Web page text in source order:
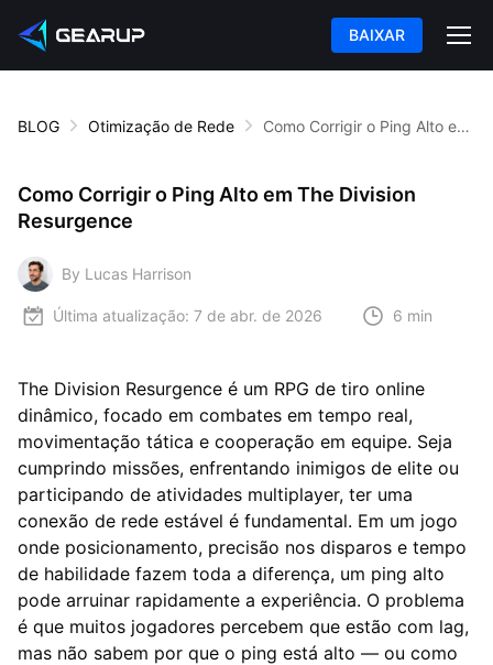
BAIXAR
BLOG Otimização de Rede Como Corrigir o Ping Alto em The Division Resurgence
Como Corrigir o Ping Alto em The Division
Resurgence
By Lucas Harrison
Última atualização: 7 de abr. de 2026 6 min
The Division Resurgence é um RPG de tiro online
dinâmico, focado em combates em tempo real,
movimentação tática e cooperação em equipe. Seja
cumprindo missões, enfrentando inimigos de elite ou
participando de atividades multiplayer, ter uma
conexão de rede estável é fundamental. Em um jogo
onde posicionamento, precisão nos disparos e tempo
de habilidade fazem toda a diferença, um ping alto
pode arruinar rapidamente a experiência. O problema
é que muitos jogadores percebem que estão com lag,
mas não sabem por que o ping está alto — ou como